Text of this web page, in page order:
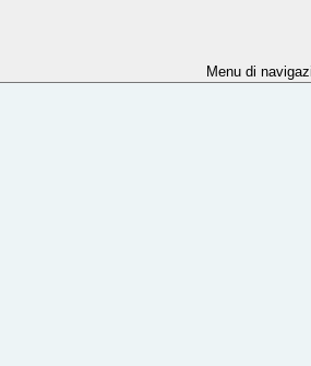
Menu di